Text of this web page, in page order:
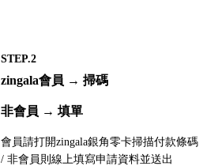
STEP.2
zingala會員 → 掃碼
非會員 → 填單
會員請打開zingala銀角零卡掃描付款條碼
/ 非會員則線上填寫申請資料並送出